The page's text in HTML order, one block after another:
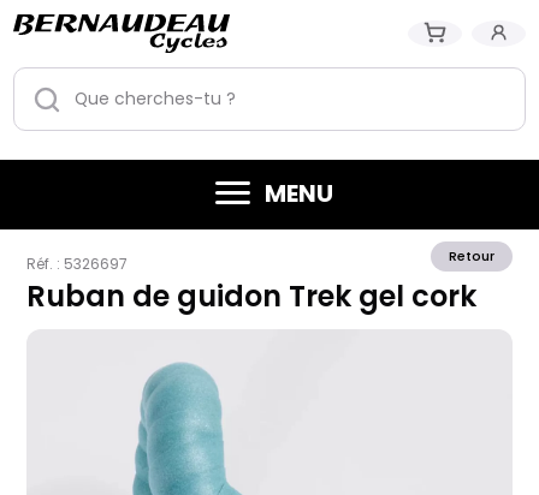
MENU
Retour
Réf. : 5326697
Ruban de guidon Trek gel cork